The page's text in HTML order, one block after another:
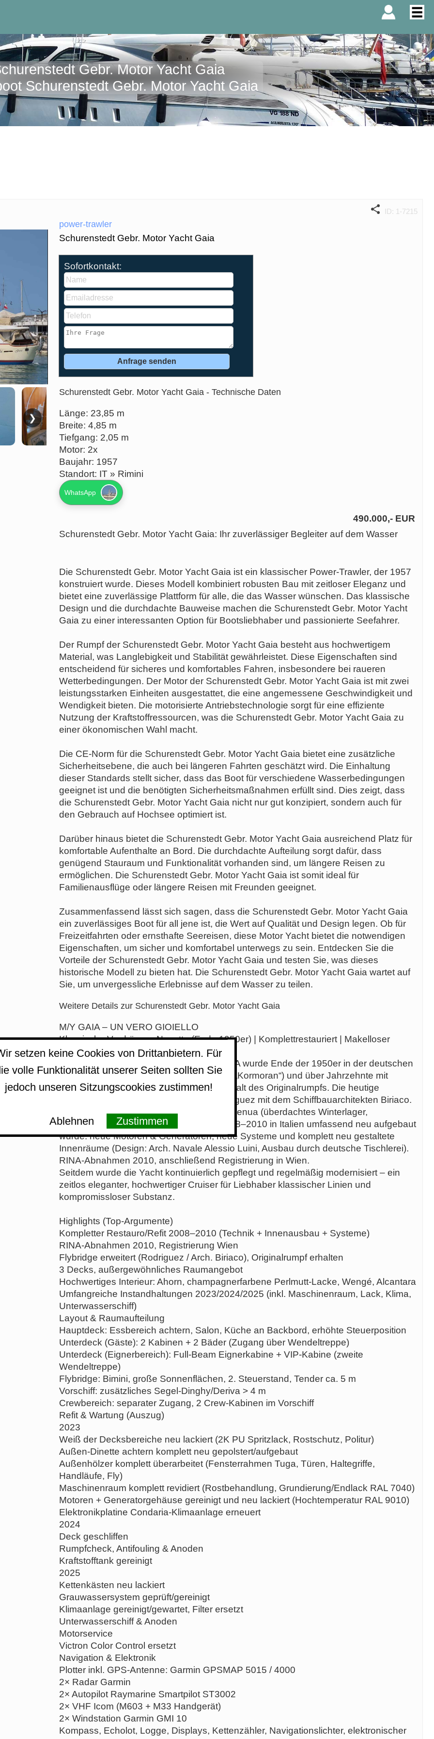
Gebr. Motor Yacht Gaia
Schurenstedt Gebr. Motor Yacht Gaia
ID: 1-7215
❯
power-trawler
Schurenstedt Gebr. Motor Yacht Gaia
Sofortkontakt:
Schurenstedt Gebr. Motor Yacht Gaia - Technische Daten
Länge: 23,85 m
Breite: 4,85 m
Tiefgang: 2,05 m
Motor: 2x
Baujahr: 1957
Standort: IT » Rimini
WhatsApp
490.000,- EUR
Schurenstedt Gebr. Motor Yacht Gaia: Ihr zuverlässiger Begleiter auf dem Wasser
Die Schurenstedt Gebr. Motor Yacht Gaia ist ein klassischer Power-Trawler, der 1957
konstruiert wurde. Dieses Modell kombiniert robusten Bau mit zeitloser Eleganz und
bietet eine zuverlässige Plattform für alle, die das Wasser wünschen. Das klassische
Design und die durchdachte Bauweise machen die Schurenstedt Gebr. Motor Yacht
Gaia zu einer interessanten Option für Bootsliebhaber und passionierte Seefahrer.
Der Rumpf der Schurenstedt Gebr. Motor Yacht Gaia besteht aus hochwertigem
Material, was Langlebigkeit und Stabilität gewährleistet. Diese Eigenschaften sind
entscheidend für sicheres und komfortables Fahren, insbesondere bei raueren
Wetterbedingungen. Der Motor der Schurenstedt Gebr. Motor Yacht Gaia ist mit zwei
leistungsstarken Einheiten ausgestattet, die eine angemessene Geschwindigkeit und
Wendigkeit bieten. Die motorisierte Antriebstechnologie sorgt für eine effiziente
Nutzung der Kraftstoffressourcen, was die Schurenstedt Gebr. Motor Yacht Gaia zu
einer ökonomischen Wahl macht.
Die CE-Norm für die Schurenstedt Gebr. Motor Yacht Gaia bietet eine zusätzliche
Sicherheitsebene, die auch bei längeren Fahrten geschätzt wird. Die Einhaltung
dieser Standards stellt sicher, dass das Boot für verschiedene Wasserbedingungen
geeignet ist und die benötigten Sicherheitsmaßnahmen erfüllt sind. Dies zeigt, dass
die Schurenstedt Gebr. Motor Yacht Gaia nicht nur gut konzipiert, sondern auch für
den Gebrauch auf Hochsee optimiert ist.
Darüber hinaus bietet die Schurenstedt Gebr. Motor Yacht Gaia ausreichend Platz für
komfortable Aufenthalte an Bord. Die durchdachte Aufteilung sorgt dafür, dass
genügend Stauraum und Funktionalität vorhanden sind, um längere Reisen zu
ermöglichen. Die Schurenstedt Gebr. Motor Yacht Gaia ist somit ideal für
Familienausflüge oder längere Reisen mit Freunden geeignet.
Zusammenfassend lässt sich sagen, dass die Schurenstedt Gebr. Motor Yacht Gaia
ein zuverlässiges Boot für all jene ist, die Wert auf Qualität und Design legen. Ob für
Freizeitfahrten oder ernsthafte Seereisen, diese Motor Yacht bietet die notwendigen
Eigenschaften, um sicher und komfortabel unterwegs zu sein. Entdecken Sie die
Vorteile der Schurenstedt Gebr. Motor Yacht Gaia und testen Sie, was dieses
historische Modell zu bieten hat. Die Schurenstedt Gebr. Motor Yacht Gaia wartet auf
Sie, um unvergessliche Erlebnisse auf dem Wasser zu teilen.
Weitere Details zur Schurenstedt Gebr. Motor Yacht Gaia
M/Y GAIA – UN VERO GIOIELLO
Klassische Verdränger-Navetta (Ende 1950er) | Komplettrestauriert | Makelloser
Zustand | Sofort einsatzbereit
Ein echtes Einzelstück mit Seele: M/Y GAIA wurde Ende der 1950er in der deutschen
Schurenstedt-Werft gebaut (Originalname „Kormoran“) und über Jahrzehnte mit
großer Expertise weiterentwickelt – bei Erhalt des Originalrumpfs. Die heutige
Flybridge-Konfiguration entstand bei Rodriguez mit dem Schiffbauarchitekten Biriaco.
Der aktuelle Eigner erwarb GAIA 2008 in Genua (überdachtes Winterlager,
weitgehend demontiert), woraufhin sie 2008–2010 in Italien umfassend neu aufgebaut
wurde: neue Motoren & Generatoren, neue Systeme und komplett neu gestaltete
Innenräume (Design: Arch. Navale Alessio Luini, Ausbau durch deutsche Tischlerei).
RINA-Abnahmen 2010, anschließend Registrierung in Wien.
Seitdem wurde die Yacht kontinuierlich gepflegt und regelmäßig modernisiert – ein
zeitlos eleganter, hochwertiger Cruiser für Liebhaber klassischer Linien und
kompromissloser Substanz.
Highlights (Top-Argumente)
Kompletter Restauro/Refit 2008–2010 (Technik + Innenausbau + Systeme)
RINA-Abnahmen 2010, Registrierung Wien
Flybridge erweitert (Rodriguez / Arch. Biriaco), Originalrumpf erhalten
3 Decks, außergewöhnliches Raumangebot
Hochwertiges Interieur: Ahorn, champagnerfarbene Perlmutt-Lacke, Wengé, Alcantara
Umfangreiche Instandhaltungen 2023/2024/2025 (inkl. Maschinenraum, Lack, Klima,
Unterwasserschiff)
Layout & Raumaufteilung
Hauptdeck: Essbereich achtern, Salon, Küche an Backbord, erhöhte Steuerposition
Unterdeck (Gäste): 2 Kabinen + 2 Bäder (Zugang über Wendeltreppe)
Unterdeck (Eignerbereich): Full-Beam Eignerkabine + VIP-Kabine (zweite
Wendeltreppe)
Flybridge: Bimini, große Sonnenflächen, 2. Steuerstand, Tender ca. 5 m
Vorschiff: zusätzliches Segel-Dinghy/Deriva > 4 m
Crewbereich: separater Zugang, 2 Crew-Kabinen im Vorschiff
Refit & Wartung (Auszug)
2023
Weiß der Decksbereiche neu lackiert (2K PU Spritzlack, Rostschutz, Politur)
Außen-Dinette achtern komplett neu gepolstert/aufgebaut
Außenhölzer komplett überarbeitet (Fensterrahmen Tuga, Türen, Haltegriffe,
Handläufe, Fly)
Maschinenraum komplett revidiert (Rostbehandlung, Grundierung/Endlack RAL 7040)
Motoren + Generatorgehäuse gereinigt und neu lackiert (Hochtemperatur RAL 9010)
Elektronikplatine Condaria-Klimaanlage erneuert
2024
Deck geschliffen
Rumpfcheck, Antifouling & Anoden
Kraftstofftank gereinigt
2025
Kettenkästen neu lackiert
Grauwassersystem geprüft/gereinigt
Klimaanlage gereinigt/gewartet, Filter ersetzt
Unterwasserschiff & Anoden
Motorservice
Victron Color Control ersetzt
Navigation & Elektronik
Plotter inkl. GPS-Antenne: Garmin GPSMAP 5015 / 4000
2× Radar Garmin
2× Autopilot Raymarine Smartpilot ST3002
2× VHF Icom (M603 + M33 Handgerät)
2× Windstation Garmin GMI 10
Kompass, Echolot, Logge, Displays, Kettenzähler, Navigationslichter, elektronischer
setzen keine Cookies von Drittanbietern. Für
volle Funktionalität unserer Seiten sollten Sie
jedoch unseren Sitzungscookies zustimmen!
Ablehnen Zustimmen